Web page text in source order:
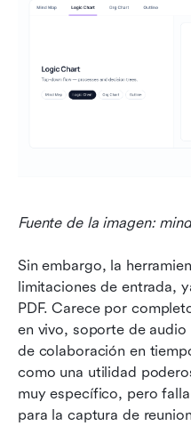
Fuente de la imagen:
Sin embargo, la
limitaciones de entrada,
PDF. Carece por
en vivo, soporte de
de colaboración en
como una utilidad
muy específico, pero
para la captura de